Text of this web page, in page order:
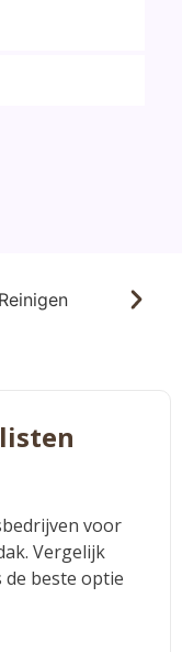
voor
Vergelijk
de beste optie